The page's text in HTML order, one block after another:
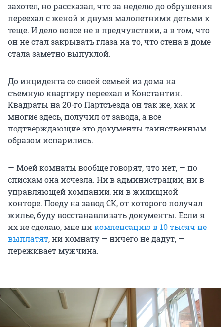
захотел, но рассказал, что за неделю до обрушения
переехал с женой и двумя малолетними детьми к
теще. И дело вовсе не в предчувствии, а в том, что
он не стал закрывать глаза на то, что стена в доме
стала заметно выпуклой.
До инцидента со своей семьей из дома на
съемную квартиру переехал и Константин.
Квадраты на 20-го Партсъезда он так же, как и
многие здесь, получил от завода, а все
подтверждающие это документы таинственным
образом испарились.
— Моей комнаты вообще говорят, что нет, — по
спискам она исчезла. Ни в администрации, ни в
управляющей компании, ни в жилищной
конторе. Поеду на завод СК, от которого получал
жилье, буду восстанавливать документы. Если я
их не сделаю, мне никомпенсацию в 10 тысяч не
выплатят, ни комнату — ничего не дадут, —
переживает мужчина.